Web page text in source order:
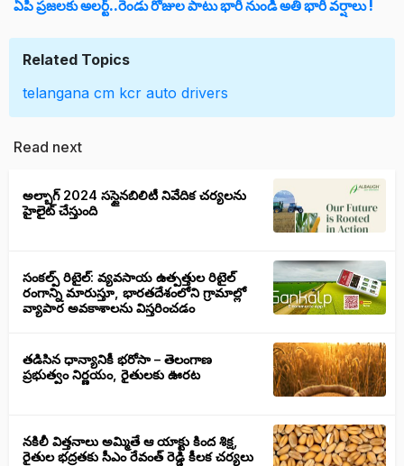
ఏపీ ప్రజలకు అలర్ట్‌..రెండు రోజుల పాటు భారీ నుండి అతి భారీ వర్షాలు !
Related Topics
telangana cm kcr auto drivers
Read next
అల్బాగ్ 2024 సస్టైనబిలిటీ నివేదిక చర్యలను
హైలైట్ చేస్తుంది
సంకల్ప్ రిటైల్: వ్యవసాయ ఉత్పత్తుల రిటైల్
రంగాన్ని మారుస్తూ, భారతదేశంలోని గ్రామాల్లో
వ్యాపార అవకాశాలను విస్తరించడం
తడిసిన ధాన్యానికీ భరోసా – తెలంగాణ
ప్రభుత్వం నిర్ణయం, రైతులకు ఊరట
నకిలీ విత్తనాలు అమ్మితే ఆ యాక్టు కింద శిక్ష,
రైతుల భద్రతకు సీఎం రేవంత్ రెడ్డి కీలక చర్యలు